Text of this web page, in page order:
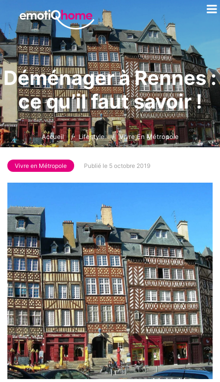
Déménager à Rennes :
ce qu’il faut savoir !
Accueil Lifestyle Vivre En Métropole
Vivre en Métropole Publié le 5 octobre 2019